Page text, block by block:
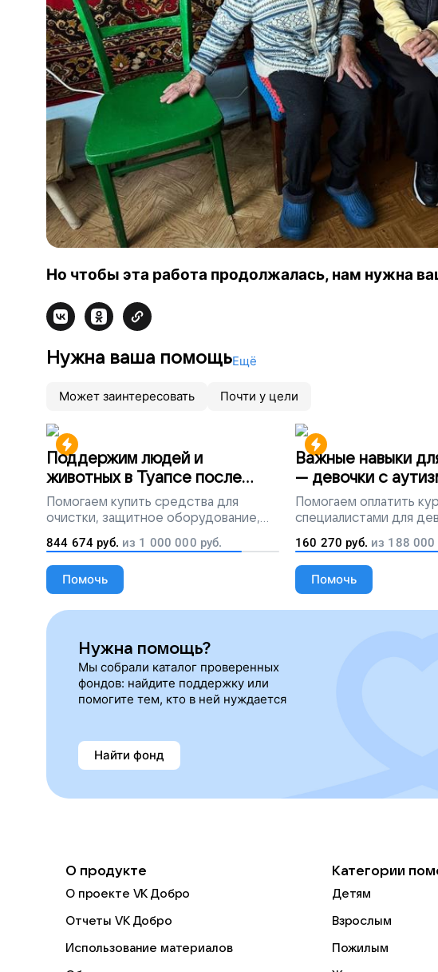
Но чтобы эта работа продолжалась, нам нужна
Нужна ваша помощьЕщё
Может заинтересовать Почти у цели
Поддержим людей и
животных в Туапсе после
разлива мазута
Помогаем купить средства для
очистки, защитное оборудование,
лекарства, корм и предметы первой
необходимости
844 674 руб. из 1 000 000 руб.
Помочь
Важные навыки
— девочки с
Помогаем оплатить
специалистами для
160 270 руб. из 188 000
Помочь
Нужна помощь?
Мы собрали каталог проверенных
фондов: найдите поддержку или
помогите тем, кто в ней нуждается
Найти фонд
О продукте
О проекте VK Добро
Отчеты VK Добро
Использование материалов
Категории
Детям
Взрослым
Пожилым